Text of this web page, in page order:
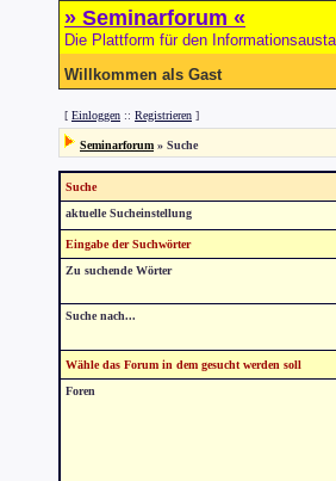
» Seminarforum «
Die Plattform für den
Willkommen als Gast
[ Einloggen :: Registrieren ]
Seminarforum » Suche
Suche
aktuelle Sucheinstellung
Eingabe der Suchwörter
Zu suchende Wörter
Suche nach...
Wähle das Forum in dem gesucht werden soll
Foren